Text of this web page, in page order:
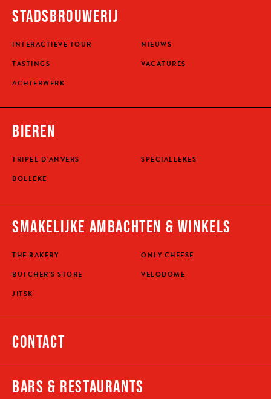
STADSBROUWERIJ
INTERACTIEVE TOUR
TASTINGS
ACHTERWERK
NIEUWS
VACATURES
BIEREN
TRIPEL D'ANVERS
BOLLEKE
SPECIALLEKES
SMAKELIJKE AMBACHTEN & WINKELS
THE BAKERY
BUTCHER'S STORE
JITSK
ONLY CHEESE
VELODOME
CONTACT
BARS & RESTAURANTS